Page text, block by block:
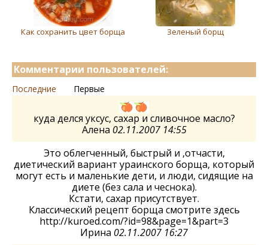
Как сохранить цвет борща Зеленый борщ
Комментарии пользователей:
Последние Первые
куда делся уксус, сахар и сливочное масло?
Алена 02.11.2007 14:55
Это облегченный, быстрый и ,отчасти,
диетический вариант ураинского борща, который
могут есть и маленькие дети, и люди, сидящие на
диете (без сала и чеснока).
Кстати, сахар присутствует.
Классический рецепт борща смотрите здесь
http://kuroed.com/?id=98&page=1&part=3
Ирина 02.11.2007 16:27